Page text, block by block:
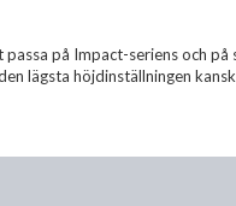
passa på Impact-seriens och
lägsta höjdinställningen